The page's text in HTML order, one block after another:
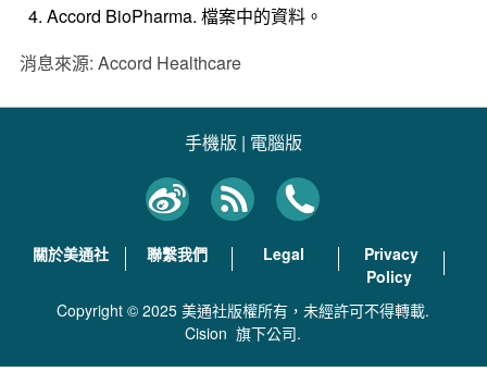
Accord BioPharma. 檔案中的資料。
消息來源: Accord Healthcare
手機版 | 電腦版
關於美通社 聯繫我們 Legal
Privacy
Policy
Copyright © 2025 美通社版權所有，未經許可不得轉載.
Cision 旗下公司.